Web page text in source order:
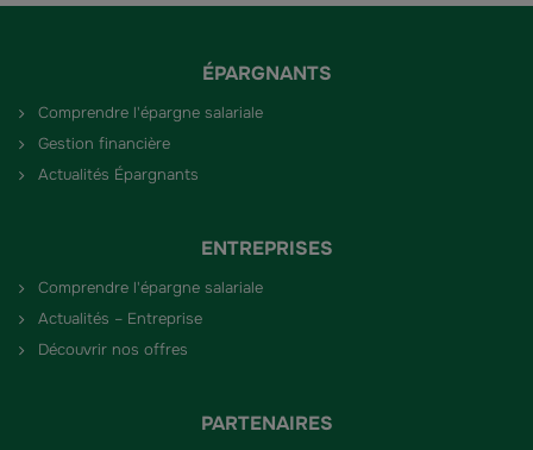
ÉPARGNANTS
Comprendre l'épargne salariale
Gestion financière
Actualités Épargnants
ENTREPRISES
Comprendre l'épargne salariale
Actualités – Entreprise
Découvrir nos offres
PARTENAIRES